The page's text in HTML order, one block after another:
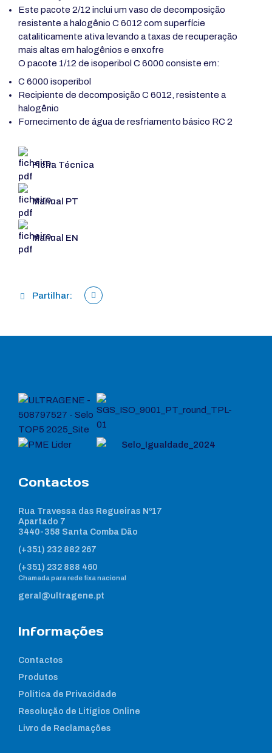
Este pacote 2/12 inclui um vaso de decomposição
resistente a halogênio C 6012 com superfície
cataliticamente ativa levando a taxas de recuperação
mais altas em halogênios e enxofre
O pacote 1/12 de isoperibol C 6000 consiste em:
C 6000 isoperibol
Recipiente de decomposição C 6012, resistente a
halogênio
Fornecimento de água de resfriamento básico RC 2
Ficha Técnica
Manual PT
Manual EN
Partilhar:
Contactos
Rua Travessa das Regueiras Nº17
Apartado 7
3440-358 Santa Comba Dão
(+351) 232 882 267
(+351) 232 888 460
Chamada para rede fixa nacional
geral@ultragene.pt
Informações
Contactos
Produtos
Política de Privacidade
Resolução de Litígios Online
Livro de Reclamações